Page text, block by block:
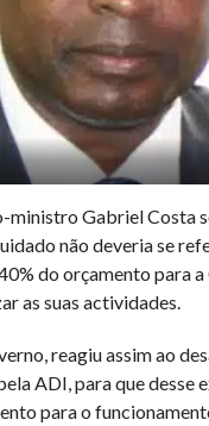
ministro Gabriel Costa
não deveria se
do orçamento para
as suas actividades.
reagiu assim ao
ADI, para que desse
para o